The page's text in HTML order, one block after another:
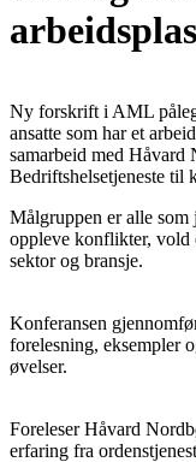
Ny forskrift i AML
ansatte som har et
samarbeid med
Bedriftshelsetjeneste til
Målgruppen er alle
oppleve konflikter, vold
sektor og bransje.
Konferansen
forelesning, eksempler
øvelser.
Foreleser Håvard
erfaring fra